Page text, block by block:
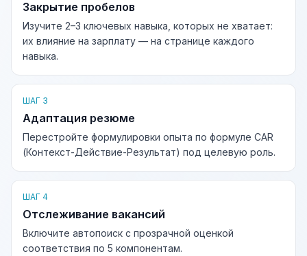
Закрытие пробелов
Изучите 2–3 ключевых навыка, которых не хватает:
их влияние на зарплату — на странице каждого
навыка.
ШАГ 3
Адаптация резюме
Перестройте формулировки опыта по формуле CAR
(Контекст-Действие-Результат) под целевую роль.
ШАГ 4
Отслеживание вакансий
Включите автопоиск с прозрачной оценкой
соответствия по 5 компонентам.